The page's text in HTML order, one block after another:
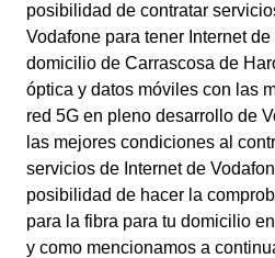
posibilidad de contratar
Vodafone para tener Internet
domicilio de Carrascosa de
óptica y datos móviles con las
red 5G en pleno desarrollo de
las mejores condiciones al
servicios de Internet de
posibilidad de hacer la
para la fibra para tu domicilio
y como mencionamos a